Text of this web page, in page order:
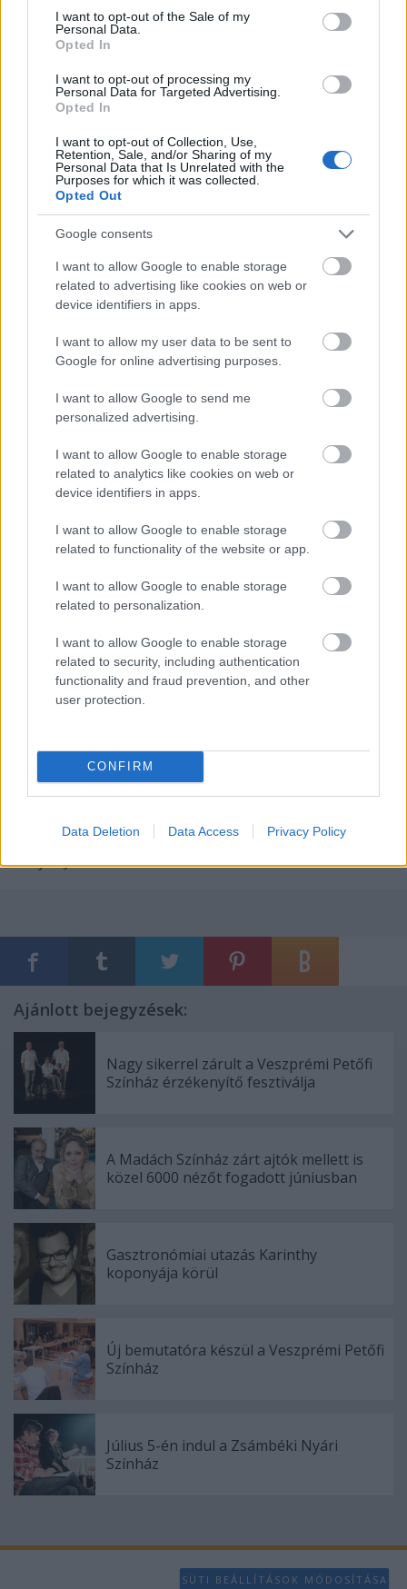
consent section.
I want to opt-out of the Sale of my
Personal Data.
Opted In
I want to opt-out of processing my
Personal Data for Targeted Advertising.
Opted In
I want to opt-out of Collection, Use,
Retention, Sale, and/or Sharing of my
Personal Data that Is Unrelated with the
Purposes for which it was collected.
Opted Out
Google consents
I want to allow Google to enable storage
related to advertising like cookies on web or
device identifiers in apps.
I want to allow my user data to be sent to
Google for online advertising purposes.
I want to allow Google to send me
personalized advertising.
I want to allow Google to enable storage
related to analytics like cookies on web or
device identifiers in apps.
I want to allow Google to enable storage
related to functionality of the website or app.
I want to allow Google to enable storage
related to personalization.
I want to allow Google to enable storage
related to security, including authentication
functionality and fraud prevention, and other
user protection.
CONFIRM
Data Deletion Data Access Privacy Policy
A darab 2004-ben játszódik. Emberek már
nincsenek, az állatok átvették az uralmat a ’majmok
bolygóján’. Isten még van, az állatok
szórakoztatására képes rövid időre emberi életet
teremteni, például egy színházi előadás erejéig.
Szórakoztató művész, akárcsak a halál. Most épp egy
tapír és nagyon attraktív őzike barátnője
felkérésének tesz eleget, akik esti szórakozásként egy
emberéletet szeretnének látni, a születéstől a halálig.
Isten asszony Helge életét mutatja be nekik. Helge
és egy női lap szerkesztőjének gyereke. Helgét
állandóan egy titokzatos ügynökféle kíséri: a
sikeres PR-menedzser. Aztán harmincévesen
leselejtezik. Helge egyetlen társa egész életében a
A rendező
Izgalmasnak találom azt a világot, ahová Berg vezet
bennünket, mely nem csupán közhelyek szintjén, de
valóságosan is embertelen, hiszen mi, mint faj már e
Berg-i világban nem létezünk, vagy legalábbis nem
mi vagyunk a főemlősök.
legtalálóbban folytatja azt az egyes rendezéseimen
átívelő alkotói filozófiát, melynek utolsó állomásakor
(Gombrowicz: Operett) az emberi látszatvilágot
alkotó értékek szertefoszlottak, végállapotba
magának. Azt a munkát megelőzően pedig a
vakhitből vezérelt embertelen, tudatlan ember
fordult ki önnön árnyékából, hogy aztán
hétköznapiságában végül örömét, emberségét,
megválthatóságot lelje (Slobodzianek: Ilja próféta).
Czajlik József - rendező
Ajánlott bejegyzések:
Nagy sikerrel zárult a Veszprémi Petőfi
Színház érzékenyítő fesztiválja
A Madách Színház zárt ajtók mellett is
közel 6000 nézőt fogadott júniusban
Gasztronómiai utazás Karinthy
koponyája körül
Új bemutatóra készül a Veszprémi Petőfi
Színház
Július 5-én indul a Zsámbéki Nyári
Színház
SÜTI BEÁLLÍTÁSOK MÓDOSÍTÁSA